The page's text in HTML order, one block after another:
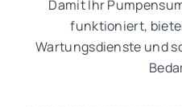
Damit Ihr
funktioniert,
Wartungsdienste und